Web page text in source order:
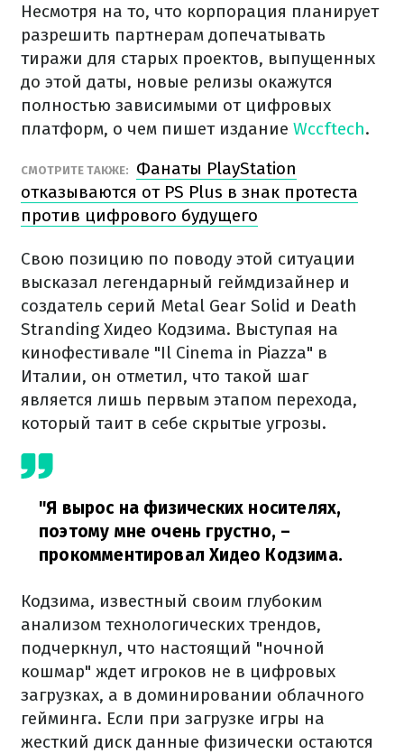
Несмотря на то, что корпорация планирует
разрешить партнерам допечатывать
тиражи для старых проектов, выпущенных
до этой даты, новые релизы окажутся
полностью зависимыми от цифровых
платформ, о чем пишет издание Wccftech.
СМОТРИТЕ ТАКЖЕ:
Фанаты PlayStation
отказываются от PS Plus в знак протеста
против цифрового будущего
Свою позицию по поводу этой ситуации
высказал легендарный геймдизайнер и
создатель серий Metal Gear Solid и Death
Stranding Хидео Кодзима. Выступая на
кинофестивале "Il Cinema in Piazza" в
Италии, он отметил, что такой шаг
является лишь первым этапом перехода,
который таит в себе скрытые угрозы.
"Я вырос на физических носителях,
поэтому мне очень грустно, –
прокомментировал Хидео Кодзима.
Кодзима, известный своим глубоким
анализом технологических трендов,
подчеркнул, что настоящий "ночной
кошмар" ждет игроков не в цифровых
загрузках, а в доминировании облачного
гейминга. Если при загрузке игры на
жесткий диск данные физически остаются